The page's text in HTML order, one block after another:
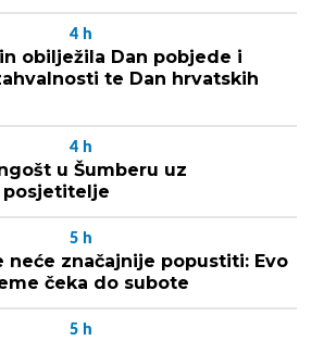
4 h
obilježila Dan pobjede i
te Dan hrvatskih
4 h
u Šumberu uz
5 h
neće značajnije popustiti: Evo
čeka do subote
5 h